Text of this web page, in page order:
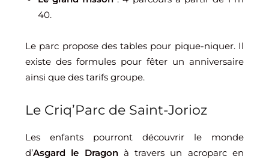
40.
Le parc propose des tables pour pique-niquer. Il
existe des formules pour fêter un anniversaire
ainsi que des tarifs groupe.
Le Criq’Parc de Saint-Jorioz
Les enfants pourront découvrir le monde
d’Asgard le Dragonà travers un acroparc en